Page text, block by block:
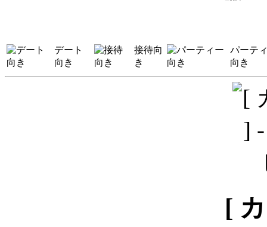
デート
向き
接待向
き
パーテ
向き
[